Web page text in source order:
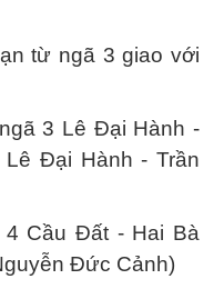
từ ngã 3 giao với
3 Lê Đại Hành -
Đại Hành - Trần
Cầu Đất - Hai Bà
Đức Cảnh)